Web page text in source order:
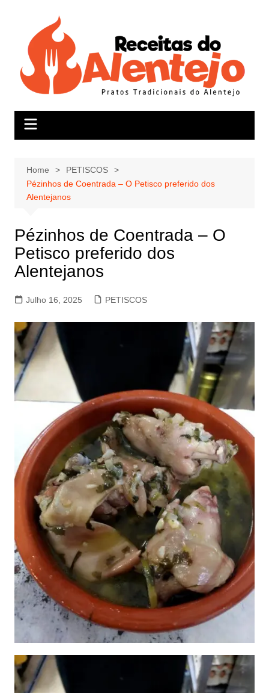
Home
PETISCOS
Pézinhos de Coentrada – O Petisco preferido dos
Alentejanos
Pézinhos de Coentrada – O
Petisco preferido dos
Alentejanos
Julho 16, 2025 PETISCOS